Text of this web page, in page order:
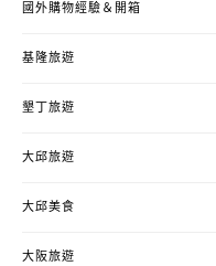
國外購物經驗＆開箱
基隆旅遊
墾丁旅遊
大邱旅遊
大邱美食
大阪旅遊